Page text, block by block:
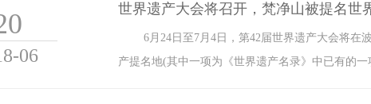
06
世界遗产大会将召开，梵净山被提名世
6月24日至7月4日，第42届世界遗产大会将
产提名地(其中一项为《世界遗产名录》中已有的